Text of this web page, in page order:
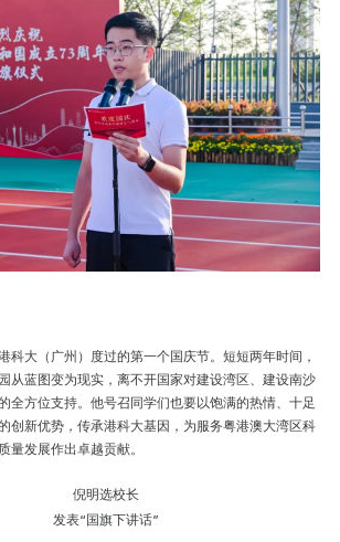
科大（广州）度过的第一个国庆节。短短两年时间，
从蓝图变为现实，离不开国家对建设湾区、建设南沙
全方位支持。他号召同学们也要以饱满的热情、十足
创新优势，传承港科大基因，为服务粤港澳大湾区科
量发展作出卓越贡献。
倪明选校长
发表“国旗下讲话”